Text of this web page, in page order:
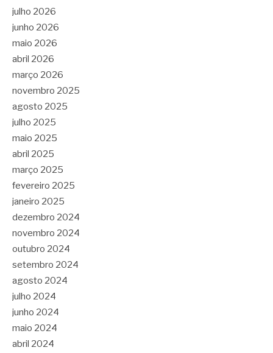
julho 2026
junho 2026
maio 2026
abril 2026
março 2026
novembro 2025
agosto 2025
julho 2025
maio 2025
abril 2025
março 2025
fevereiro 2025
janeiro 2025
dezembro 2024
novembro 2024
outubro 2024
setembro 2024
agosto 2024
julho 2024
junho 2024
maio 2024
abril 2024